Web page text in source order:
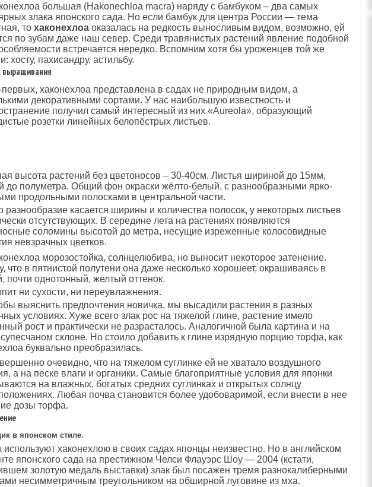
большая (Hakonechloa macra) наряду с бамбуком – два самых
злака японского сада. Но если бамбук для центра России — тема
то хаконехлоаоказалась на редкость выносливым видом, возможно, ей
по зубам даже наш север. Среди травянистых растений явление подобной
встречается нередко. Вспомним хотя бы уроженцев той же
хосту, пахисандру, астильбу.
выращивания
первых, хаконехлоа представлена в садах не природным видом, а
декоративными сортами. У нас наибольшую известность и
получил самый интересный из них «Aureola», образующий
розетки линейных белопёстрых листьев.
высота растений без цветоносов – 30-40см. Листья шириной до 15мм,
до полуметра. Общий фон окраски жёлто-белый, с разнообразными ярко-
продольными полосками в центральной части.
разнообразие касается ширины и количества полосок, у некоторых листьев
отсутствующих. В середине лета на растениях появляются
соломины высотой до метра, несущие изреженные колосовидные
невзрачных цветков.
морозостойка, солнцелюбива, но выносит некоторое затенение.
что в пятнистой полутени она даже несколько хорошеет, окрашиваясь в
почти однотонный, желтый оттенок.
ни сухости, ни переувлажнения.
выяснить предпочтения новичка, мы высадили растения в разных
условиях. Хуже всего злак рос на тяжелой глине, растение имело
рост и практически не разрасталось. Аналогичной была картина и на
склоне. Но стоило добавить к глине изрядную порцию торфа, как
буквально преобразилась.
очевидно, что на тяжелом суглинке ей не хватало воздушного
а на песке влаги и органики. Самые благоприятные условия для японки
на влажных, богатых средних суглинках и открытых солнцу
Любая почва становится более удобоваримой, если внести в нее
дозы торфа.
в японском стиле.
используют хаконехлою в своих садах японцы неизвестно. Но в английском
японского сада на престижном Челси Флауэрс Шоу — 2004 (кстати,
золотую медаль выставки) злак был посажен тремя разнокалиберными
несимметричным треугольником на обширной луговине из мха.